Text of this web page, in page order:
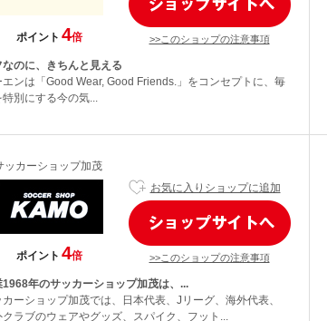
ポイント 4倍 >>このショップの注意事項
なのに、きちんと見える
エンは「Good Wear, Good Friends.」をコンセプトに、毎
特別にする今の気...
ッカーショップ加茂
ポイント 4倍
お気に入りショップに追加
>>このショップの注意事項
1968年のサッカーショップ加茂は、...
カーショップ加茂では、日本代表、Jリーグ、海外代表、
クラブのウェアやグッズ、スパイク、フット...